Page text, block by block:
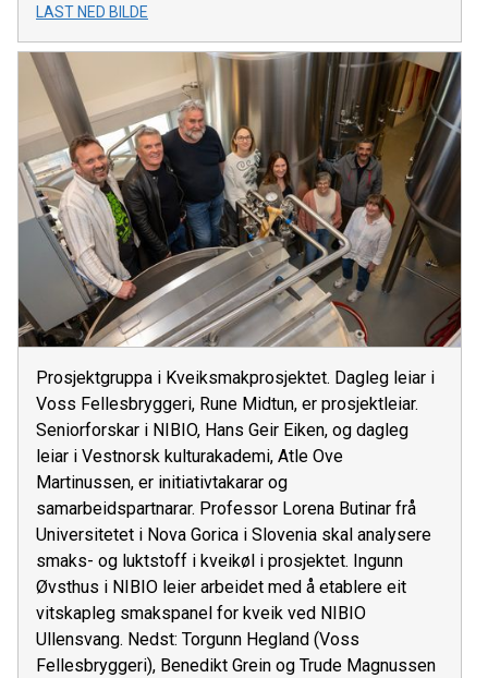
LAST NED BILDE
Prosjektgruppa i Kveiksmakprosjektet. Dagleg leiar i
Voss Fellesbryggeri, Rune Midtun, er prosjektleiar.
Seniorforskar i NIBIO, Hans Geir Eiken, og dagleg
leiar i Vestnorsk kulturakademi, Atle Ove
Martinussen, er initiativtakarar og
samarbeidspartnarar. Professor Lorena Butinar frå
Universitetet i Nova Gorica i Slovenia skal analysere
smaks- og luktstoff i kveikøl i prosjektet. Ingunn
Øvsthus i NIBIO leier arbeidet med å etablere eit
vitskapleg smakspanel for kveik ved NIBIO
Ullensvang. Nedst: Torgunn Hegland (Voss
Fellesbryggeri), Benedikt Grein og Trude Magnussen